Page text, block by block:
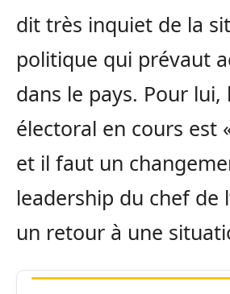
dit très inquiet de la
politique qui prévaut
dans le pays. Pour lui,
électoral en cours est
et il faut un
leadership du chef de
un retour à une